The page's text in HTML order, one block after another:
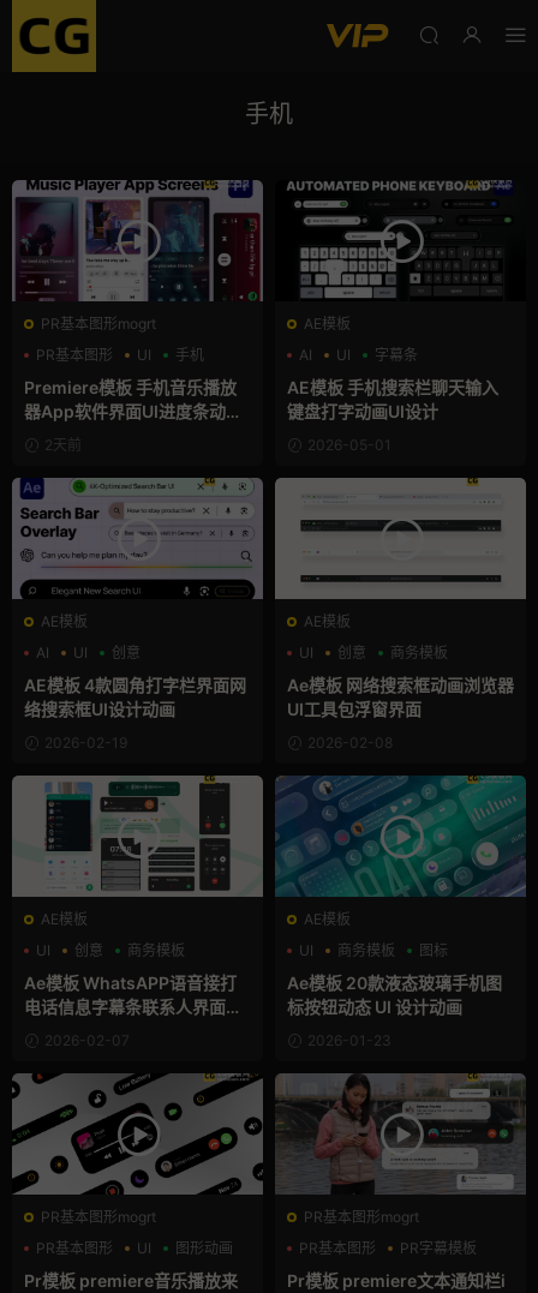
手机
PR基本图形mogrt
PR基本图形
UI 手机
Premiere模板 手机音乐播放
器App软件界面UI进度条动画
视频样机pr模版
2天前
AE模板
AI
UI 字幕条
AE模板 手机搜索栏聊天输入
键盘打字动画UI设计
2026-05-01
AE模板
AI
UI 创意
AE模板 4款圆角打字栏界面网
络搜索框UI设计动画
2026-02-19
AE模板
UI
创意 商务模板
Ae模板 网络搜索框动画浏览器
UI工具包浮窗界面
2026-02-08
AE模板
UI
创意 商务模板
Ae模板 WhatsAPP语音接打
电话信息字幕条联系人界面样
机 2026-02-07
AE模板
UI
商务模板 图标
Ae模板 20款液态玻璃手机图
标按钮动态 UI 设计动画
2026-01-23
PR基本图形mogrt
PR基本图形
UI 图形动画
Pr模板 premiere音乐播放来
PR基本图形mogrt
PR基本图形
PR字幕模板
信息
Pr模板 premiere文本通知栏i